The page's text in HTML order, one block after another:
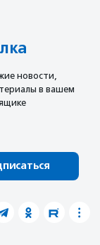
новости,
в вашем